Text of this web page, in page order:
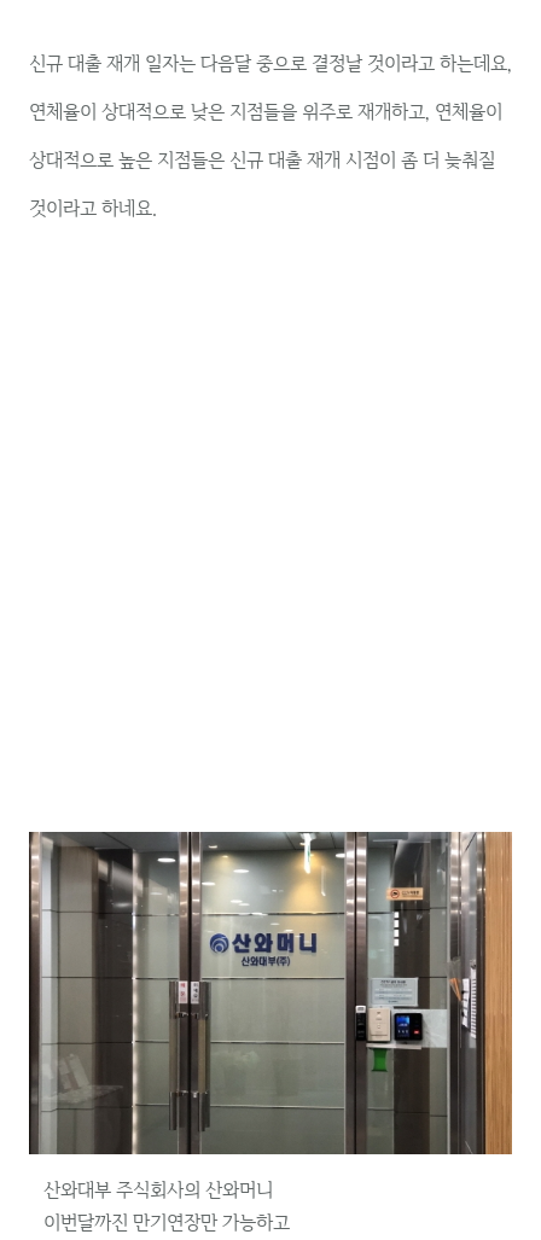
신규 대출 재개 일자는 다음달 중으로 결정날 것이라고 하는데요,
연체율이 상대적으로 낮은 지점들을 위주로 재개하고, 연체율이
상대적으로 높은 지점들은 신규 대출 재개 시점이 좀 더 늦춰질
것이라고 하네요.
산와대부 주식회사의 산와머니
이번달까진 만기연장만 가능하고